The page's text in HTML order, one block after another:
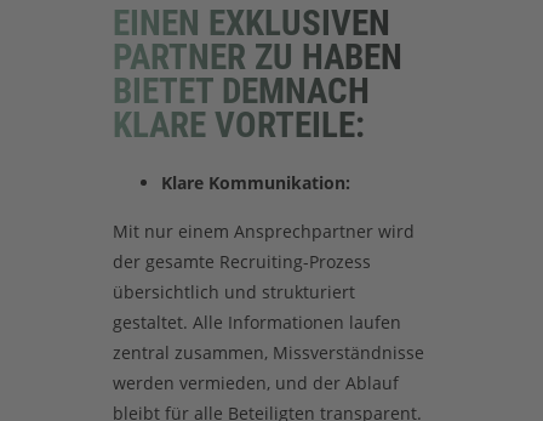
EINEN EXKLUSIVEN
PARTNER ZU HABEN
BIETET DEMNACH
KLARE VORTEILE:
Klare Kommunikation:
Mit nur einem Ansprechpartner wird
der gesamte Recruiting-Prozess
übersichtlich und strukturiert
gestaltet. Alle Informationen laufen
zentral zusammen, Missverständnisse
werden vermieden, und der Ablauf
bleibt für alle Beteiligten transparent.